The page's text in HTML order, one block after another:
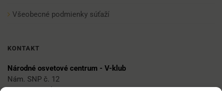
Všeobecné podmienky súťaží
KONTAKT
Národné osvetové centrum - V-klub
Nám. SNP č. 12